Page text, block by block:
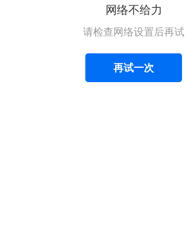
网络不给力
请检查网络设置后再试
再试一次